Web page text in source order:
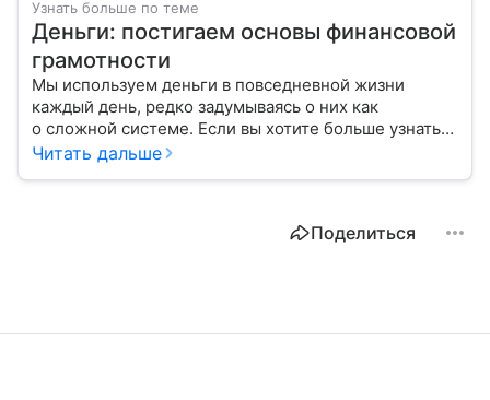
Узнать больше по теме
Деньги: постигаем основы финансовой
грамотности
Мы используем деньги в повседневной жизни
каждый день, редко задумываясь о них как
о сложной системе. Если вы хотите больше узнать
об этом финансовом инструменте и его функциях,
Читать дальше
Поделиться